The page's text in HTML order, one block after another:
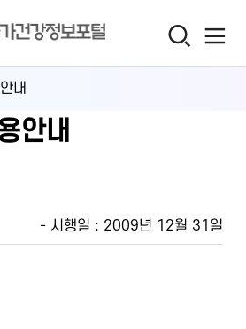
내
안내
- 시행일 : 2009년 12월 31일